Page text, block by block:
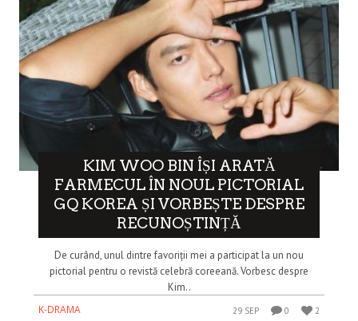
KIM WOO BIN ÎȘI ARATĂ
FARMECUL ÎN NOUL PICTORIAL
GQ KOREA ȘI VORBEȘTE DESPRE
RECUNOȘTINȚĂ
De curând, unul dintre favoriții mei a participat la un nou
pictorial pentru o revistă celebră coreeană. Vorbesc despre
Kim..
K-DRAMA
29 SEP 0 2